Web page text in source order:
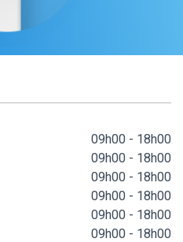
09h00 - 18h00
09h00 - 18h00
09h00 - 18h00
09h00 - 18h00
09h00 - 18h00
09h00 - 18h00